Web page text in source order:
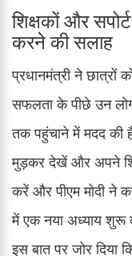
शिक्षकों और
करने की सलाह
प्रधानमंत्री ने छात्रों
सफलता के पीछे उन
तक पहुंचाने में मदद की
मुड़कर देखें और अपने
करें और पीएम मोदी ने
में एक नया अध्याय शुरू
इस बात पर जोर दिया